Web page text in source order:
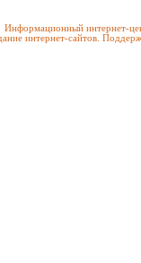
Информационный интернет-
интернет-сайтов.